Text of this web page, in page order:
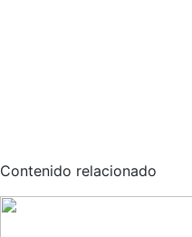
Contenido relacionado